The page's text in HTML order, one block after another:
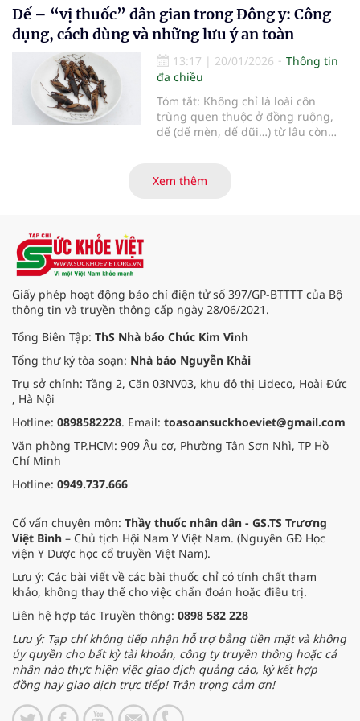
dày, trị mụn nhọt, viêm gan mạn
tính và một số chứng bệnh do khí
huyết ứ trệ. Việc sử dụng hồi đầu
thảo đúng cách, đúng liều lượng
được cho là mang lại hiệu quả tích
Dế – “vị thuốc” dân gian trong Đông y: Công
dụng, cách dùng và những lưu ý an toàn
13:17 | 20/01/2026
Thông tin
đa chiều
Tóm tắt: Không chỉ là loài côn
trùng quen thuộc ở đồng ruộng,
dế (dế mèn, dế dũi…) từ lâu còn
hàn, vị mặn, thường được dân
Xem thêm
Giấy phép hoạt động báo chí điện tử số 397/GP-BTTTT của Bộ
thông tin và truyền thông cấp ngày 28/06/2021.
Tổng Biên Tập: ThS Nhà báo Chúc Kim Vinh
Tổng thư ký tòa soạn: Nhà báo Nguyễn Khải
Trụ sở chính: Tầng 2, Căn 03NV03, khu đô thị Lideco, Hoài Đức
, Hà Nội
Hotline: 0898582228. Email: toasoansuckhoeviet@gmail.com
Văn phòng TP.HCM: 909 Âu cơ, Phường Tân Sơn Nhì, TP Hồ
Chí Minh
Hotline: 0949.737.666
Cố vấn chuyên môn: Thầy thuốc nhân dân - GS.TS Trương
Việt Bình – Chủ tịch Hội Nam Y Việt Nam. (Nguyên GĐ Học
viện Y Dược học cổ truyền Việt Nam).
Lưu ý: Các bài viết về các bài thuốc chỉ có tính chất tham
khảo, không thay thế cho việc chẩn đoán hoặc điều trị.
Liên hệ hợp tác Truyền thông: 0898 582 228
Lưu ý: Tạp chí không tiếp nhận hỗ trợ bằng tiền mặt và không
ủy quyền cho bất kỳ tài khoản, công ty truyền thông hoặc cá
nhân nào thực hiện việc giao dịch quảng cáo, ký kết hợp
đồng hay giao dịch trực tiếp! Trân trọng cảm ơn!